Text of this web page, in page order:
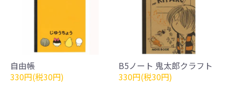
自由帳
330円(税30円)
B5ノート 鬼太郎クラフト
330円(税30円)